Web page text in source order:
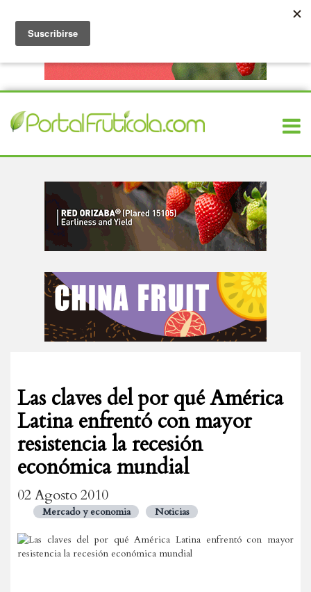
Las claves del por qué América
Latina enfrentó con mayor
resistencia la recesión
económica mundial
02 Agosto 2010
Mercado y economia Noticias